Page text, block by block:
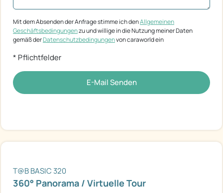
Mit dem Absenden der Anfrage stimme ich denAllgemeinen
Geschäftsbedingungenzu und willige in die Nutzung meiner Daten
gemäß derDatenschutzbedingungenvon caraworld ein
* Pflichtfelder
E-Mail Senden
T@B BASIC 320
360° Panorama / Virtuelle Tour